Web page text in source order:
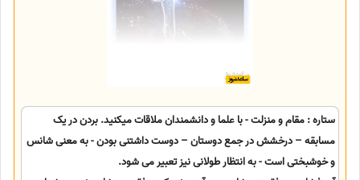
ستاره : مقام و منزلت - با علما و دانشمندان ملاقات میکنید. بردن در یک
مسابقه – درخشش در جمع دوستان – دوست داشتنی بودن - به معنی شانس
و خوشبختی است - به انتظار طولانی نیز تعبیر می شود.